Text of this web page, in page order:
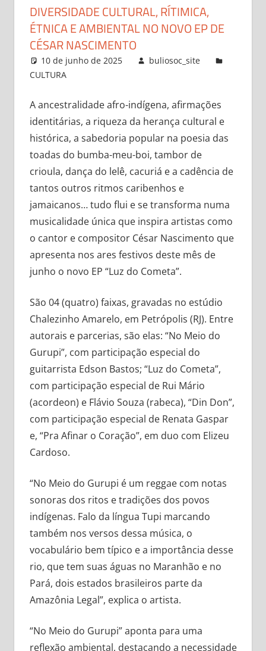
DIVERSIDADE CULTURAL, RÍTIMICA,
ÉTNICA E AMBIENTAL NO NOVO EP DE
CÉSAR NASCIMENTO
10 de junho de 2025
buliosoc_site
CULTURA
A ancestralidade afro-indígena, afirmações
identitárias, a riqueza da herança cultural e
histórica, a sabedoria popular na poesia das
toadas do bumba-meu-boi, tambor de
crioula, dança do lelê, cacuriá e a cadência de
tantos outros ritmos caribenhos e
jamaicanos… tudo flui e se transforma numa
musicalidade única que inspira artistas como
o cantor e compositor César Nascimento que
apresenta nos ares festivos deste mês de
junho o novo EP “Luz do Cometa”.
São 04 (quatro) faixas, gravadas no estúdio
Chalezinho Amarelo, em Petrópolis (RJ). Entre
autorais e parcerias, são elas: “No Meio do
Gurupi”, com participação especial do
guitarrista Edson Bastos; “Luz do Cometa”,
com participação especial de Rui Mário
(acordeon) e Flávio Souza (rabeca), “Din Don”,
com participação especial de Renata Gaspar
e, “Pra Afinar o Coração”, em duo com Elizeu
Cardoso.
“No Meio do Gurupi é um reggae com notas
sonoras dos ritos e tradições dos povos
indígenas. Falo da língua Tupi marcando
também nos versos dessa música, o
vocabulário bem típico e a importância desse
rio, que tem suas águas no Maranhão e no
Pará, dois estados brasileiros parte da
Amazônia Legal”, explica o artista.
“No Meio do Gurupi” aponta para uma
reflexão ambiental, destacando a necessidade